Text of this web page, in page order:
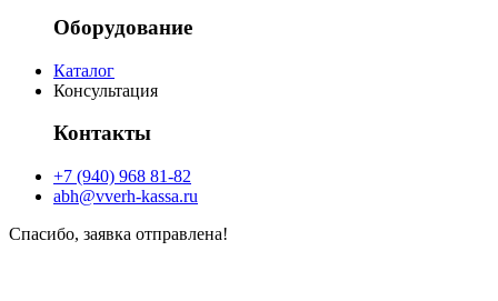
Оборудование
Каталог
Консультация
Контакты
+7 (940) 968 81-82
abh@vverh-kassa.ru
Спасибо, заявка отправлена!